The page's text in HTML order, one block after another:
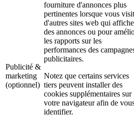
Publicité &
marketing
(optionnel)
fourniture d'annonces plus
pertinentes lorsque vous
d'autres sites web qui
des annonces ou pour
les rapports sur les
performances des
publicitaires.
Notez que certains services
tiers peuvent installer des
cookies supplémentaires sur
votre navigateur afin de
identifier.